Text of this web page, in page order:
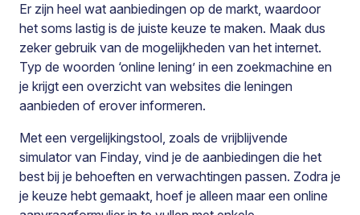
Er zijn heel wat aanbiedingen op de markt, waardoor
het soms lastig is de juiste keuze te maken. Maak dus
zeker gebruik van de mogelijkheden van het internet.
Typ de woorden ‘online lening’ in een zoekmachine en
je krijgt een overzicht van websites die leningen
aanbieden of erover informeren.
Met een vergelijkingstool, zoals de vrijblijvende
simulator van Finday, vind je de aanbiedingen die het
best bij je behoeften en verwachtingen passen. Zodra je
je keuze hebt gemaakt, hoef je alleen maar een online